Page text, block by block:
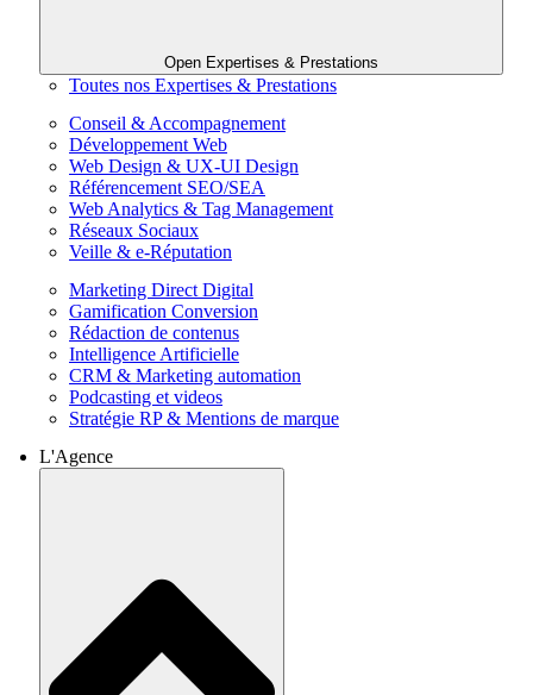
Open Expertises & Prestations
Toutes nos Expertises & Prestations
Conseil & Accompagnement
Développement Web
Web Design & UX-UI Design
Référencement SEO/SEA
Web Analytics & Tag Management
Réseaux Sociaux
Veille & e-Réputation
Marketing Direct Digital
Gamification Conversion
Rédaction de contenus
Intelligence Artificielle
CRM & Marketing automation
Podcasting et videos
Stratégie RP & Mentions de marque
L'Agence